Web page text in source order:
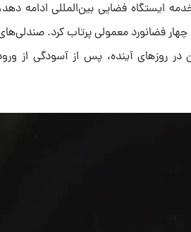
ایستگاه فضایی بین‌المللی ادامه